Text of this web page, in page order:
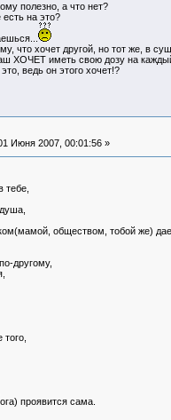
полезно, а что нет?
есть на это?
что хочет другой, но тот же, в
ХОЧЕТ иметь свою дозу на
ведь он этого хочет!?
Июня 2007, 00:01:56 »
тебе,
обществом, тобой же)
другому,
проявится сама.